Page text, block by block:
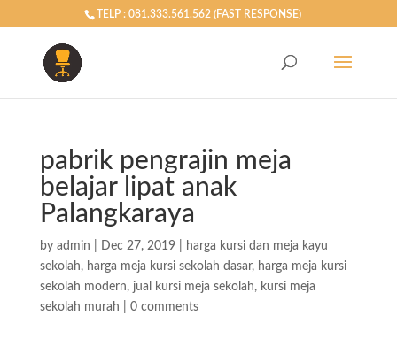
TELP : 081.333.561.562 (FAST RESPONSE)
pabrik pengrajin meja
belajar lipat anak
Palangkaraya
by admin Dec 27, 2019|
harga kursi dan meja kayu
sekolah, harga meja kursi sekolah dasar, harga meja kursi
sekolah modern, jual kursi meja sekolah, kursi meja
sekolah murah
0 comments